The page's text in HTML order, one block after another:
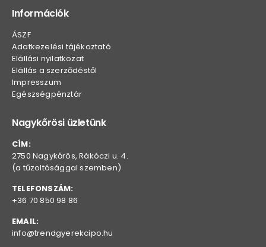
Információk
ÁSZF
Adatkezelési tájékoztató
Elállási nyilatkozat
Elállás a szerződéstől
Impresszum
Egészségpénztár
Nagykőrösi üzletünk
CÍM:
2750 Nagykőrös, Rákóczi u. 4.
(a tűzoltósággal szemben)
TELEFONSZÁM:
+36 70 850 98 86
EMAIL:
info@trendgyerekcipo.hu